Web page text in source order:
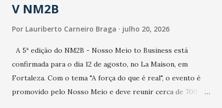
V NM2B
Por Lauriberto Carneiro Braga julho 20, 2026
A 5ª edição do NM2B - Nosso Meio to Business está
confirmada para o dia 12 de agosto, no La Maison, em
Fortaleza. Com o tema "A força do que é real", o evento é
promovido pelo Nosso Meio e deve reunir cerca de 700